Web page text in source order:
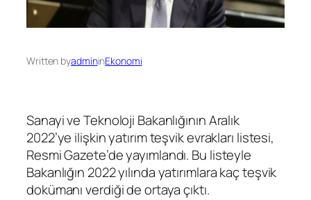
Written byadmininEkonomi
Sanayi ve Teknoloji Bakanlığının Aralık
2022’ye ilişkin yatırım teşvik evrakları listesi,
Resmi Gazete’de yayımlandı. Bu listeyle
Bakanlığın 2022 yılında yatırımlara kaç teşvik
dokümanı verdiği de ortaya çıktı.